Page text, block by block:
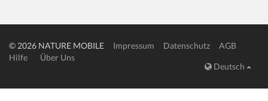
© 2026 NATURE MOBILE Impressum Datenschutz
AGB
Hilfe
Über Uns
Deutsch